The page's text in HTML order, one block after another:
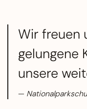
Wir freuen
gelungene
unsere